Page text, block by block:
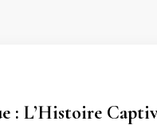
: L’Histoire